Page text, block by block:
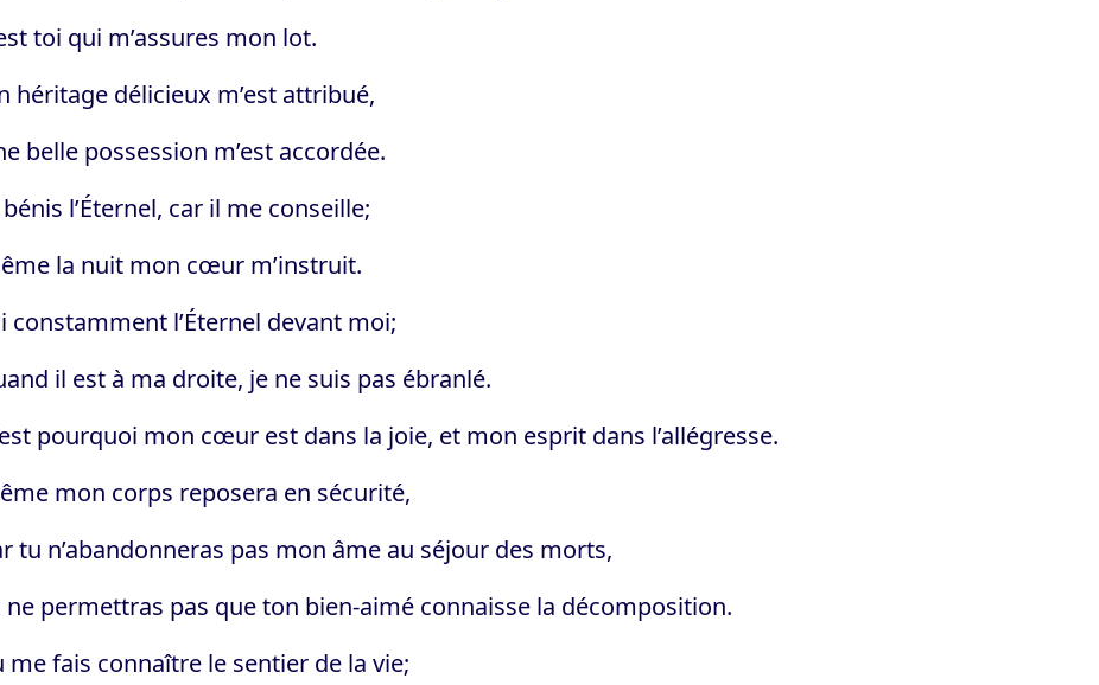
toi qui m’assures mon lot.
héritage délicieux m’est attribué,
belle possession m’est accordée.
bénis l’Éternel, car il me conseille;
la nuit mon cœur m’instruit.
constamment l’Éternel devant moi;
il est à ma droite, je ne suis pas ébranlé.
pourquoi mon cœur est dans la joie, et mon esprit dans l’allégresse.
mon corps reposera en sécurité,
tu n’abandonneras pas mon âme au séjour des morts,
ne permettras pas que ton bien-aimé connaisse la décomposition.
me fais connaître le sentier de la vie;